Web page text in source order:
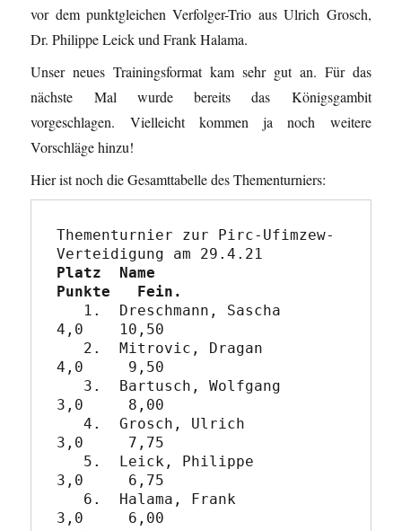
vor dem punktgleichen Verfolger-Trio aus Ulrich Grosch,
Dr. Philippe Leick und Frank Halama.
Unser neues Trainingsformat kam sehr gut an. Für das
nächste Mal wurde bereits das Königsgambit
vorgeschlagen. Vielleicht kommen ja noch weitere
Vorschläge hinzu!
Hier ist noch die Gesamttabelle des Thementurniers:
Thementurnier zur Pirc-Ufimzew-
Platz  Name
Punkte   Fein.
4,0    10,50
4,0     9,50
3,0     8,00
   4.  Grosch, Ulrich
3,0     7,75
3,0     6,75
3,0     6,00